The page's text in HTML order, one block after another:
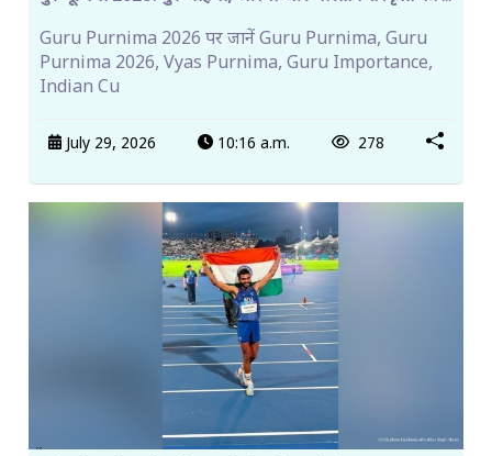
Guru Purnima 2026 पर जानें Guru Purnima, Guru
Purnima 2026, Vyas Purnima, Guru Importance,
Indian Cu
July 29, 2026 10:16 a.m. 278